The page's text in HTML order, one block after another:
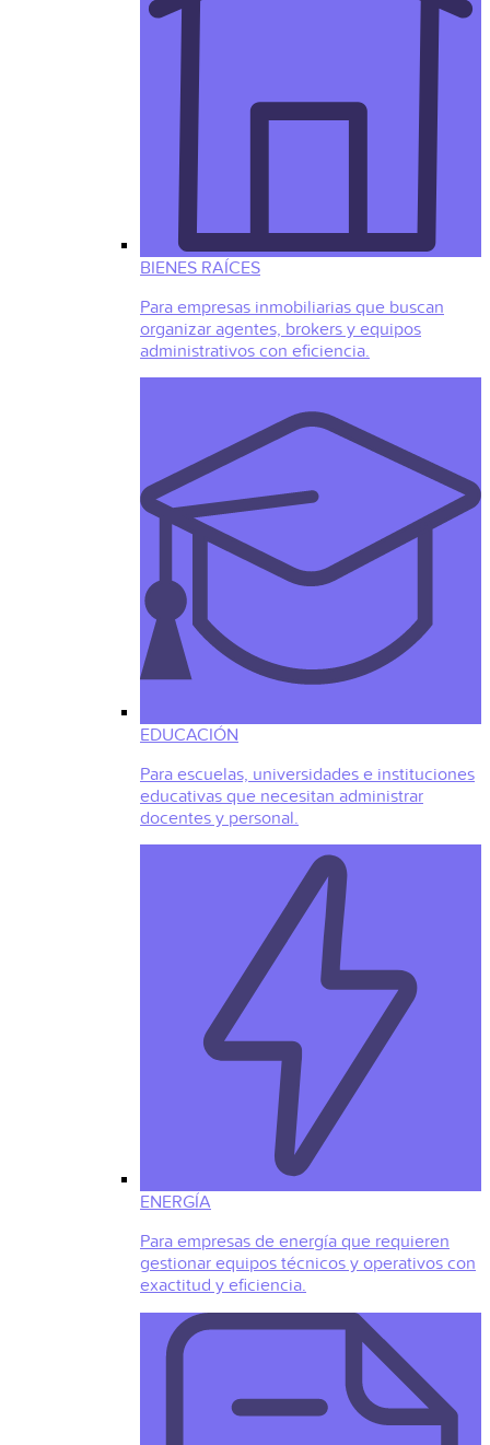
BIENES RAÍCES
Para empresas inmobiliarias que buscan
organizar agentes, brokers y equipos
administrativos con eficiencia.
EDUCACIÓN
Para escuelas, universidades e instituciones
educativas que necesitan administrar
docentes y personal.
ENERGÍA
Para empresas de energía que requieren
gestionar equipos técnicos y operativos con
exactitud y eficiencia.